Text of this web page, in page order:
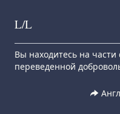
Skip to content
L/L
Вы находитесь на части
переведенной